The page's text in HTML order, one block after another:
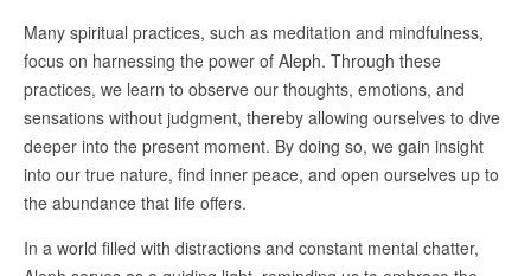
Many spiritual practices, such as meditation and mindfulness,
focus on harnessing the power of Aleph. Through these
practices, we learn to observe our thoughts, emotions, and
sensations without judgment, thereby allowing ourselves to dive
deeper into the present moment. By doing so, we gain insight
into our true nature, find inner peace, and open ourselves up to
the abundance that life offers.
In a world filled with distractions and constant mental chatter,